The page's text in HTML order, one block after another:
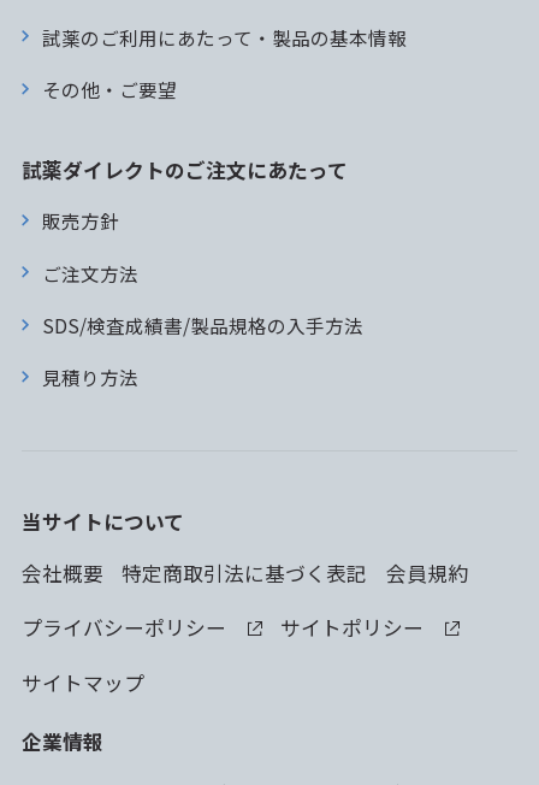
試薬のご利用にあたって・製品の基本情報
その他・ご要望
試薬ダイレクトのご注文にあたって
販売方針
ご注文方法
SDS/検査成績書/製品規格の入手方法
見積り方法
当サイトについて
会社概要
特定商取引法に基づく表記
会員規約
プライバシーポリシー
サイトポリシー
サイトマップ
企業情報